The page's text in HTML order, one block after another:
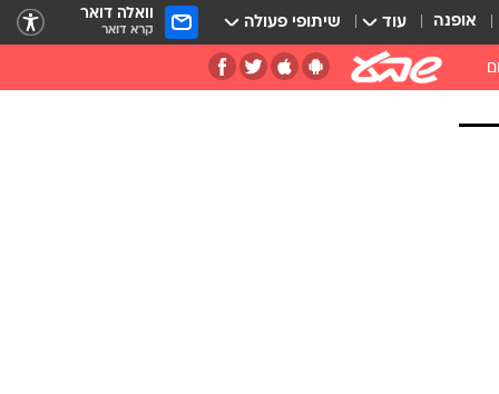
אופנה עוד שיתופי פעולה וואלה דואר
קרא דואר